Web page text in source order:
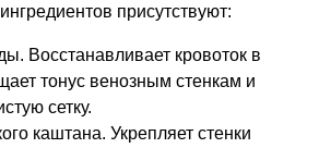
присутствуют:
Восстанавливает кровоток в
тонус венозным стенкам и
сетку.
каштана. Укрепляет стенки